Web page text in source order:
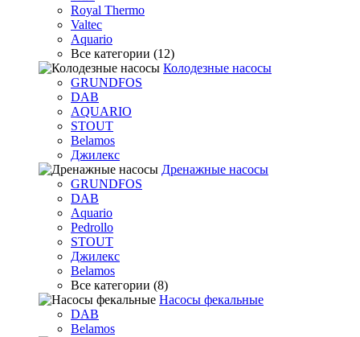
Royal Thermo
Valtec
Aquario
Все категории (12)
Колодезные насосы
GRUNDFOS
DAB
AQUARIO
STOUT
Belamos
Джилекс
Дренажные насосы
GRUNDFOS
DAB
Aquario
Pedrollo
STOUT
Джилекс
Belamos
Все категории (8)
Насосы фекальные
DAB
Belamos